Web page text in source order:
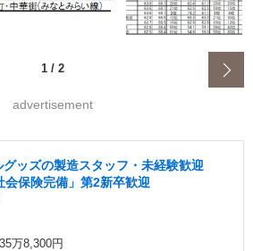
1 / 2
advertisement
ッズの製造スタッフ・未経験歓迎
会保険完備」第2新卒歓迎
万8,300円